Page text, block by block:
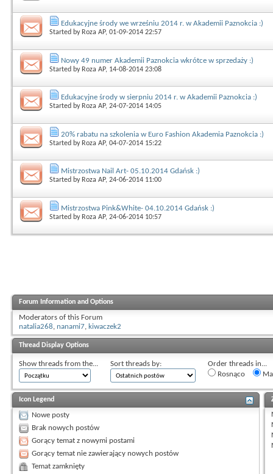
Edukacyjne środy we wrześniu 2014 r. w Akademii Paznokcia :)
Started by Roza AP, 01-09-2014 22:57
Nowy 49 numer Akademii Paznokcia wkrótce w sprzedaży :)
Started by Roza AP, 14-08-2014 23:08
Edukacyjne środy w sierpniu 2014 r. w Akademii Paznokcia :)
Started by Roza AP, 24-07-2014 14:05
20% rabatu na szkolenia w Euro Fashion Akademia Paznokcia :)
Started by Roza AP, 04-07-2014 15:22
Mistrzostwa Nail Art- 05.10.2014 Gdańsk :)
Started by Roza AP, 24-06-2014 11:00
Mistrzostwa Pink&White- 04.10.2014 Gdańsk :)
Started by Roza AP, 24-06-2014 10:57
Forum Information and Options
Moderators of this Forum
natalia268, nanami7, kiwaczek2
Thread Display Options
Show threads from the... Sort threads by:
Order threads in...
Rosnąco
Icon Legend
Nowe posty
Brak nowych postów
Gorący temat z nowymi postami
Gorący temat nie zawierający nowych postów
Temat zamknięty